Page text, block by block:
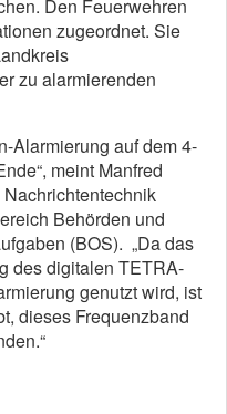
Den Feuerwehren
zugeordnet. Sie
zu alarmierenden
Alarmierung auf dem 4-
meint Manfred
Behörden und
(BOS). „Da das
des digitalen TETRA-
genutzt wird, ist
dieses Frequenzband